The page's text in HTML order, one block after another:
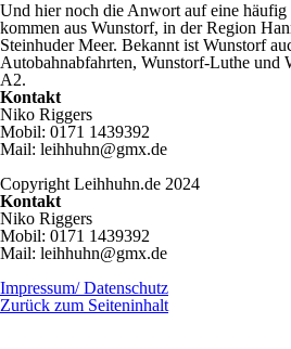
Und hier noch die Anwort auf eine häufig
kommen aus Wunstorf, in der Region
Steinhuder Meer. Bekannt ist Wunstorf
Autobahnabfahrten, Wunstorf-Luthe und
A2.
Kontakt
Niko Riggers
Mobil: 0171 1439392
Mail: leihhuhn@gmx.de
Copyright Leihhuhn.de 2024
Kontakt
Niko Riggers
Mobil: 0171 1439392
Mail: leihhuhn@gmx.de
Impressum/ Datenschutz
Zurück zum Seiteninhalt